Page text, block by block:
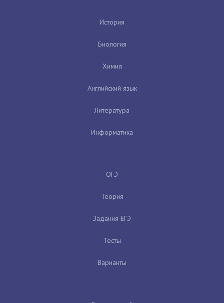
История
Биология
Химия
Английский язык
Литература
Информатика
ОГЭ
Теория
Задания ЕГЭ
Тесты
Варианты